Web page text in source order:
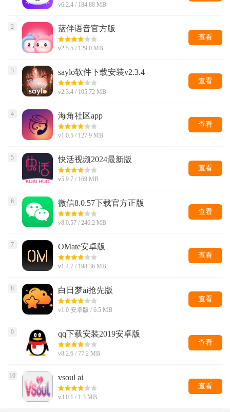
v6.2.4 / 184.88 MB
2 蓝伴语音官方版
v2.5.5 / 129.0 MB
查看
3 saylo软件下载安装v2.3.4
v2.3.4 / 105.72 MB
查看
4 海角社区app
v1.0.5 / 127.9 MB
查看
5 快活视频2024最新版
v5.9.7 / 169 MB
查看
6 微信8.0.57下载官方正版
v8.0.57 / 246.2 MB
查看
7 OMate安卓版
v1.4.7 / 198.36 MB
查看
8 白日梦ai抢先版
v1.0 安卓版 / 6.5 MB
查看
9 qq下载安装2019安卓版
v8.2.6 / 77.2 MB
查看
10 vsoul ai
v3.0.1 / 1.3 MB
查看